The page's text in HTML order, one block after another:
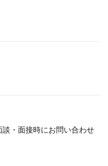
・面接時にお問い合わせ